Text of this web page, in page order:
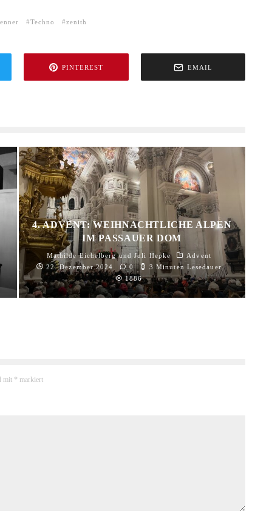
Techno zenith
PINTEREST EMAIL
4. ADVENT: WEIHNACHTLICHE ALPEN
IM PASSAUER DOM
Mathilde EichelbergundJuli Hepke
Advent
22. Dezember 2024
0
3 Minuten Lesedauer
1886
mit * markiert